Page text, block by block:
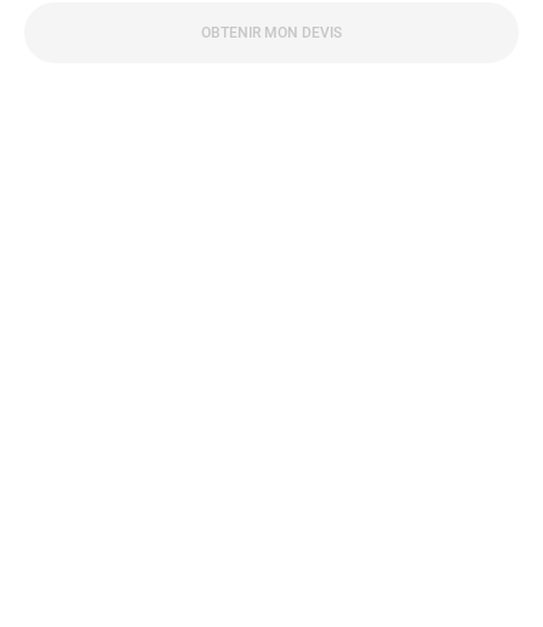
OBTENIR MON DEVIS